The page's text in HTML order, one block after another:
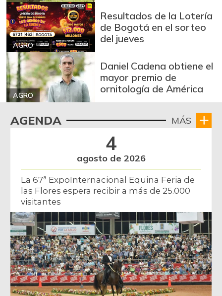
AGRO
Resultados de la Lotería
de Bogotá en el sorteo
del jueves
AGRO
Daniel Cadena obtiene el
mayor premio de
ornitología de América
AGENDA MÁS
4
agosto de 2026
La 67ª ExpoInternacional Equina Feria de
las Flores espera recibir a más de 25.000
visitantes